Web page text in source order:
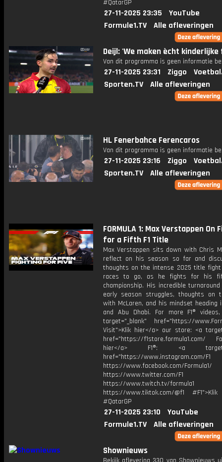
#QatarGP
27-11-2025 23:35
YouTube
Formule1.TV
Alle afleveringen
Deijl: 'We maken ècht
Van dit programma is geen informatie
27-11-2025 23:31 Ziggo
Sporten.TV
Alle afleveringen
HL Fenerbahce Ferencaros
Van dit programma is geen informatie
27-11-2025 23:16 Ziggo
Sporten.TV
Alle afleveringen
FORMULA 1: Max Verstappen On
for a Fifth F1 Title
Max Verstappen sits down with Chris
reflect on his season so far and
thoughts on the intense 2025 title
races to go, as he fights for his
championship. His incredible
early season struggles, thoughts on
with McLaren, and his mindset heading
and Abu Dhabi. For more F1®
target="_blank" href="https://
Visit">Klik hier</a> our store: <a
href="https://f1store.formula1.com/
hier</a> F1®: <a
href="https://www.instagram.com/F1
https://www.facebook.com/Formula1/
https://www.twitter.com/F1
https://www.twitch.tv/formula1
https://www.tiktok.com/@f1
#QatarGP
27-11-2025 23:10
YouTube
Formule1.TV
Alle afleveringen
Shownieuws